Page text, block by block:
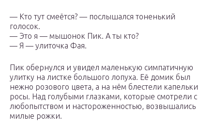
— Кто тут смеётся? — послышался тоненький
голосок.
— Это я — мышонок Пик. А ты кто?
— Я — улиточка Фая.
Пик обернулся и увидел маленькую симпатичную
улитку на листке большого лопуха. Её домик был
нежно розового цвета, а на нём блестели капельки
росы. Над голубыми глазками, которые смотрели с
любопытством и настороженностью, возвышались
милые рожки.